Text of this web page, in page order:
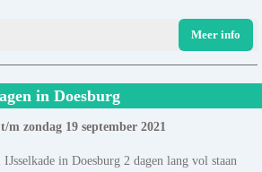
Meer info
in Doesburg
zondag 19 september 2021
in Doesburg 2 dagen lang vol staan